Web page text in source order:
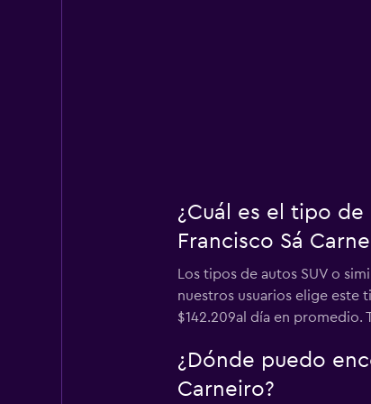
¿Cuál es el tipo
Francisco Sá
Los tipos de autos SUV o
nuestros usuarios elige este
$142.209al día en promedio.
¿Dónde puedo
Carneiro?